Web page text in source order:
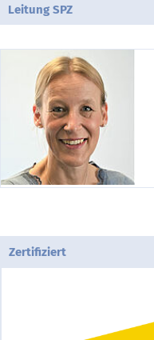
Leitung SPZ
Zertifiziert